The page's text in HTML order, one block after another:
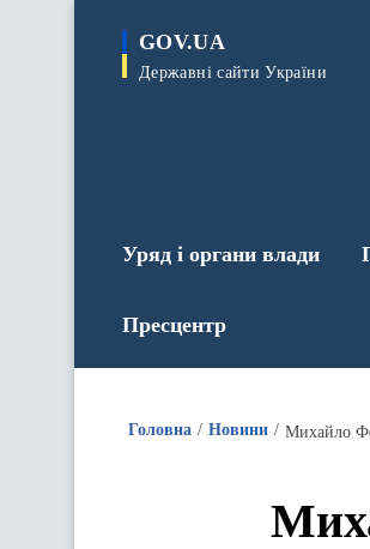
GOV.UA
Державні сайти України
Уряд і органи влади
Пресцентр
Головна Новини Михайло